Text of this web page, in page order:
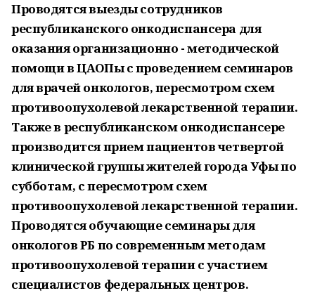
Проводятся выезды сотрудников
республиканского онкодиспансера для
оказания организационно - методической
помощи в ЦАОПы с проведением семинаров
для врачей онкологов, пересмотром схем
противоопухолевой лекарственной терапии.
Также в республиканском онкодиспансере
производится прием пациентов четвертой
клинической группы жителей города Уфы по
субботам, с пересмотром схем
противоопухолевой лекарственной терапии.
Проводятся обучающие семинары для
онкологов РБ по современным методам
противоопухолевой терапии с участием
специалистов федеральных центров.